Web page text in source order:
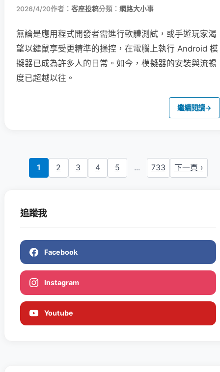
2026/4/20作者： 客座投稿分類： 網路大小事
無論是應用程式開發者需進行軟體測試，或手遊玩家渴
望以鍵鼠享受更精準的操控，在電腦上執行 Android 模
擬器已成為許多人的日常。如今，模擬器的安裝與流暢
度已超越以往。
繼續閱讀→
1 2 3 4 5 ... 733 下一頁 ›
追蹤我
Facebook
Instagram
Youtube